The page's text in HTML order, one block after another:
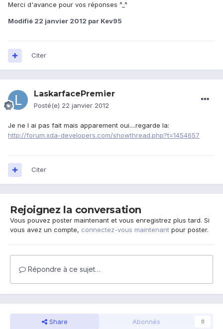
Merci d'avance pour vos réponses ^_^
Modifié 22 janvier 2012 par Kev95
Citer
LaskarfacePremier
Posté(e) 22 janvier 2012
Je ne l ai pas fait mais apparement oui....regarde la:
http://forum.xda-developers.com/showthread.php?t=1454657
Citer
Rejoignez la conversation
Vous pouvez poster maintenant et vous enregistrez plus tard. Si
vous avez un compte, connectez-vous maintenant pour poster.
Répondre à ce sujet…
Share Abonnés 0